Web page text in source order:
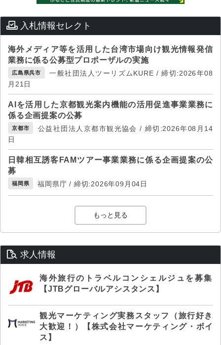
入札情報セレクト
海外メディア等を活用した台湾市場向け観光情報発信
業務に係る公募型プロポーザルの実施
広島県呉市
一般社団法人ツーリズムKURE / 締切:2026年08
月21日
AIを活用した京都観光案内機能の活用促進事業業務に
係る企画提案の公募
京都市
公益社団法人京都市観光協会 / 締切:2026年08月14
日
日韓相互誘客FAMツアー事業業務に係る企画提案の公
募
福岡県 福岡県庁 / 締切:2026年09月04日
もっと見る
求人情報
海外旅行のトラベルコンシェルジュを募集
【JTBグローバルアシスタンス】
観光マーケティング実務スタッフ（旅行好き
大歓迎！）【株式会社マーケティング・ボイ
ス】